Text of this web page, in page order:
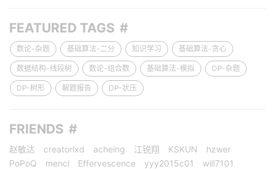
FEATURED TAGS
数论-杂题 基础算法-二分 知识学习 基础算法-贪心
数据结构-线段树 数论-组合数 基础算法-模拟 DP-杂题
DP-树形 解题报告 DP-状压
FRIENDS
赵敏达 creatorlxd acheing 江锐翔 KSKUN
hzwer
PoPoQ
menci Effervescence yyy2015c01
will7101